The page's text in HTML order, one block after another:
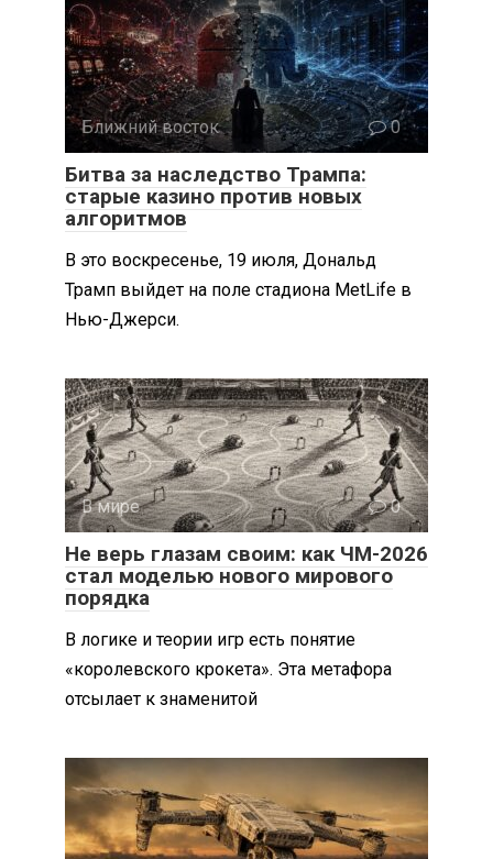
Ближний восток 0
Битва за наследство Трампа:
старые казино против новых
алгоритмов
В это воскресенье, 19 июля, Дональд
Трамп выйдет на поле стадиона MetLife в
Нью-Джерси.
В мире 0
Не верь глазам своим: как ЧМ-2026
стал моделью нового мирового
порядка
В логике и теории игр есть понятие
«королевского крокета». Эта метафора
отсылает к знаменитой